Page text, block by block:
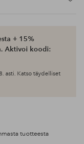
+ 15%
Aktivoi koodi:
asti. Katso täydelliset
tuotteesta